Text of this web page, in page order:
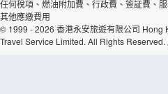
任何稅項、燃油附加費、行政費、簽証費、
其他應繳費用
© 1999 - 2026 香港永安旅遊有限公司 Hong
Travel Service Limited. All Rights